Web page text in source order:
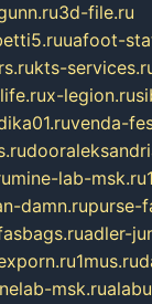
3d-file.ru
uafoot-
kts-
x-legion.ru
venda-
mine-lab-msk.ru
damn.rupurse-
adler-
1mus.ru
msk.ru